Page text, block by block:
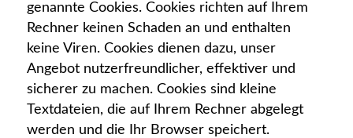
genannte Cookies. Cookies richten auf Ihrem
Rechner keinen Schaden an und enthalten
keine Viren. Cookies dienen dazu, unser
Angebot nutzerfreundlicher, effektiver und
sicherer zu machen. Cookies sind kleine
Textdateien, die auf Ihrem Rechner abgelegt
werden und die Ihr Browser speichert.